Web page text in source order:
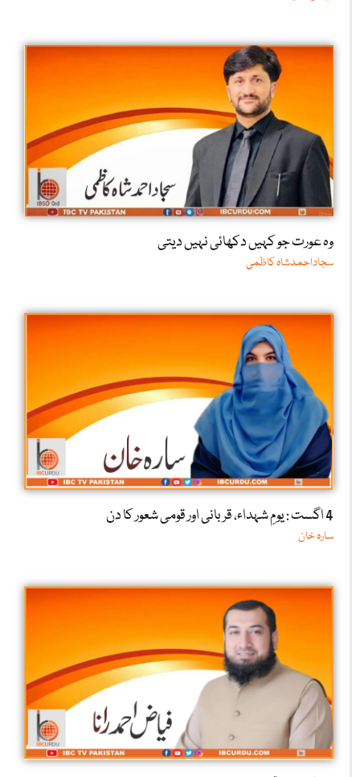
وہ عورت جو کہیں دکھائی نہیں دیتی
سجاداحمدشاہ کاظمی
4 اگست : یومِ شہداء، قربانی اور قومی شعور کا دن
سارہ خان